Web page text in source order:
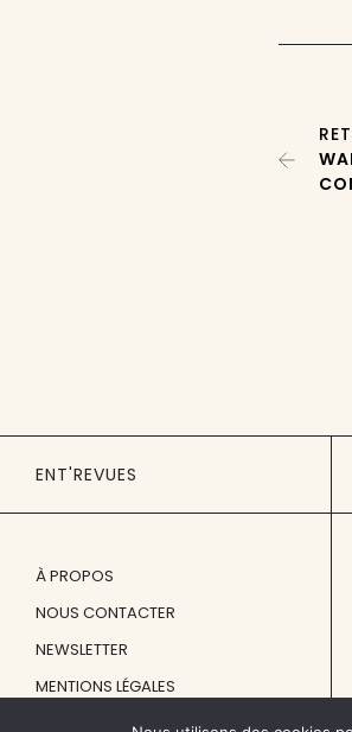
ENT'REVUES
À PROPOS
NOUS CONTACTER
NEWSLETTER
MENTIONS LÉGALES